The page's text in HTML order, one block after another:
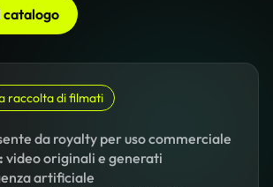
catalogo
raccolta di filmati
da royalty per uso commerciale
video originali e generati
artificiale